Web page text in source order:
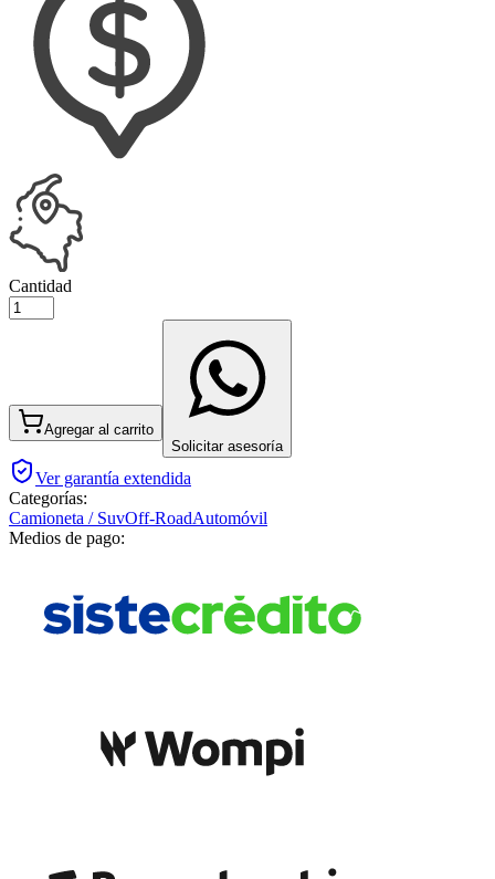
Cantidad
Agregar al carrito
Solicitar asesoría
Ver garantía extendida
Categorías:
Camioneta / SuvOff-RoadAutomóvil
Medios de pago: